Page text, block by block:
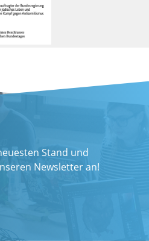
Stand und
Newsletter an!